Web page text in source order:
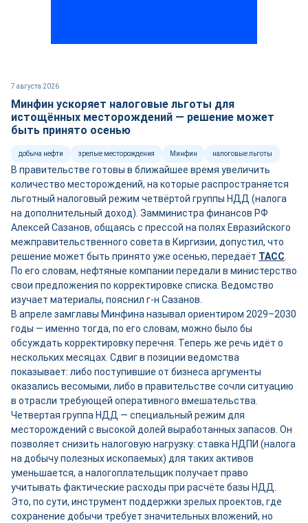
7 августа 2026
Минфин ускоряет налоговые льготы для
истощённых месторождений — решение может
быть принято осенью
добыча нефти зрелые месторождения Минфин налоговые льготы
В правительстве готовы в ближайшее время увеличить
количество месторождений, на которые распространяется
льготный налоговый режим четвёртой группы НДД (налога
на дополнительный доход). Замминистра финансов РФ
Алексей Сазанов, общаясь с прессой на полях Евразийского
межправительственного совета в Киргизии, допустил, что
решение может быть принято уже осенью, передаёт ТАСС
По его словам, нефтяные компании передали в министерство
свои предложения по корректировке списка. Ведомство
изучает материалы, пояснил г-н Сазанов.
В апреле замглавы Минфина называл ориентиром 2029–2030
годы — именно тогда, по его словам, можно было бы
обсуждать корректировку перечня. Теперь же речь идёт о
нескольких месяцах. Сдвиг в позиции ведомства
показывает: либо поступившие от бизнеса аргументы
оказались весомыми, либо в правительстве сочли ситуацию
в отрасли требующей оперативного вмешательства.
Четвертая группа НДД — специальный режим для
месторождений с высокой долей выработанных запасов. Он
позволяет снизить налоговую нагрузку: ставка НДПИ (налога
на добычу полезных ископаемых) для таких активов
уменьшается, а налогоплательщик получает право
учитывать фактические расходы при расчёте базы НДД.
Это, по сути, инструмент поддержки зрелых проектов, где
сохранение добычи требует значительных вложений, но